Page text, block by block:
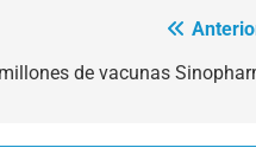
de vacunas